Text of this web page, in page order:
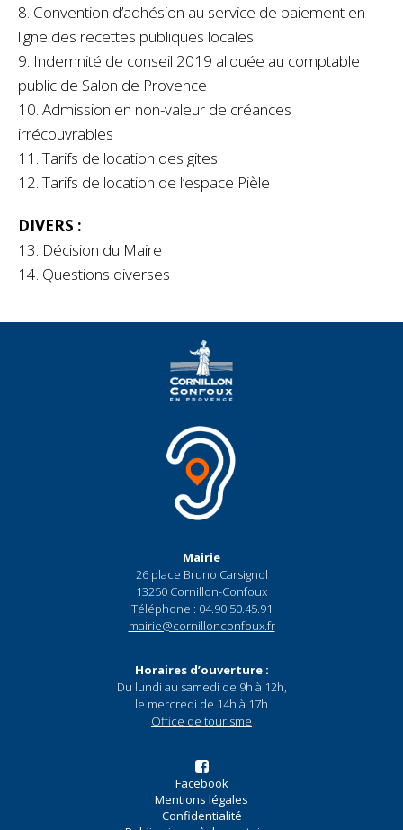
8. Convention d’adhésion au service de paiement en
ligne des recettes publiques locales
9. Indemnité de conseil 2019 allouée au comptable
public de Salon de Provence
10. Admission en non-valeur de créances
irrécouvrables
11. Tarifs de location des gites
12. Tarifs de location de l’espace Pièle
DIVERS :
13. Décision du Maire
14. Questions diverses
Mairie
26 place Bruno Carsignol
13250 Cornillon-Confoux
Téléphone : 04.90.50.45.91
mairie@cornillonconfoux.fr
Horaires d’ouverture :
Du lundi au samedi de 9h à 12h,
le mercredi de 14h à 17h
Office de tourisme
Facebook
Mentions légales
Confidentialité